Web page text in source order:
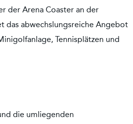
der Arena Coaster an der
das abwechslungsreiche Angebot
Tennisplätzen und
die umliegenden